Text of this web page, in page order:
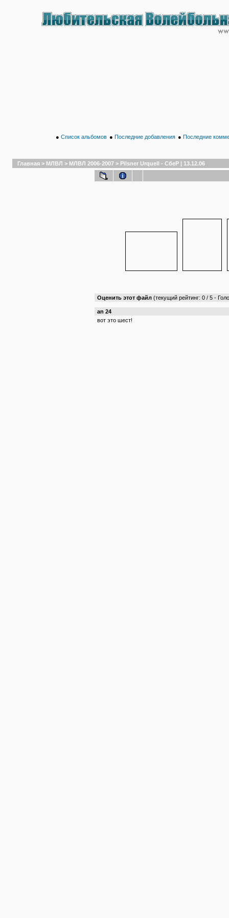
● Список альбомов ● Последние добавления ● Последние
Главная > МЛВЛ > МЛВЛ 2006-2007 > Pilsner Urquell - СбеР | 13.12.06
Оценить этот файл (текущий рейтинг: 0 / 5 -
an 24
вот это шест!